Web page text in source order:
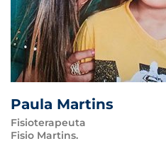
Paula Martins
Fisioterapeuta
Fisio Martins.